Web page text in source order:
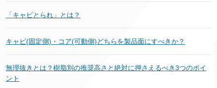
「キャビとられ」とは？
キャビ(固定側)・コア(可動側)どちらを製品面にすべきか？
無理抜きとは？樹脂別の推奨高さと絶対に押さえるべき3つのポイ
ント